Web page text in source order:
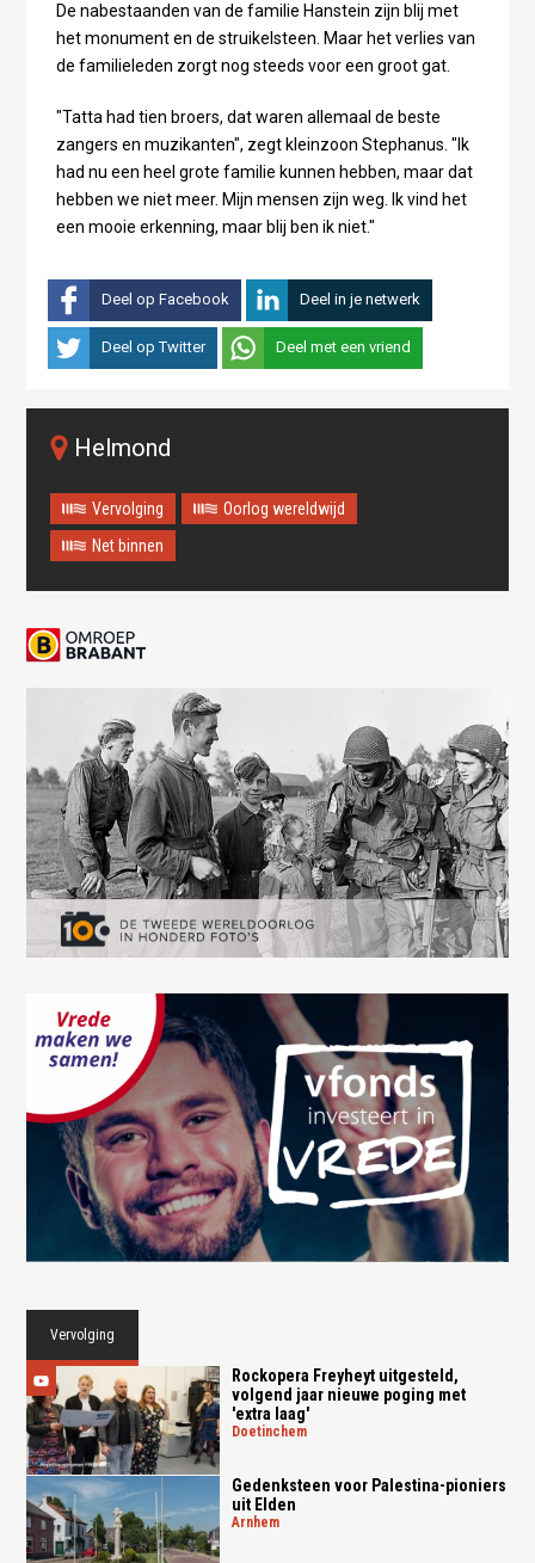
De nabestaanden van de familie Hanstein zijn blij met
het monument en de struikelsteen. Maar het verlies van
de familieleden zorgt nog steeds voor een groot gat.
"Tatta had tien broers, dat waren allemaal de beste
zangers en muzikanten", zegt kleinzoon Stephanus. "Ik
had nu een heel grote familie kunnen hebben, maar dat
hebben we niet meer. Mijn mensen zijn weg. Ik vind het
een mooie erkenning, maar blij ben ik niet."
Deel op Facebook Deel in je netwerk
Deel op Twitter Deel met een vriend
Helmond
Vervolging
Oorlog wereldwijd
Net binnen
Vervolging
Rockopera Freyheyt uitgesteld,
volgend jaar nieuwe poging met
'extra laag'
doetinchem
Gedenksteen voor Palestina-pioniers
uit Elden
arnhem